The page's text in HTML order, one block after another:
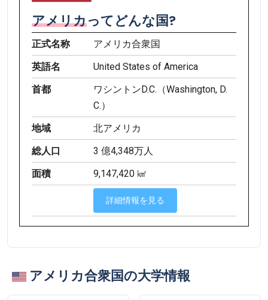
アメリカってどんな国?
正式名称
アメリカ合衆国
英語名
United States of America
首都
ワシントンD.C.（Washington, D.
C.）
地域
北アメリカ
総人口
3 億4,348万人
面積
9,147,420 ㎢
詳細情報を見る
アメリカ合衆国の大学情報